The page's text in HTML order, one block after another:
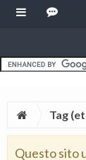
Tag
Questo sito